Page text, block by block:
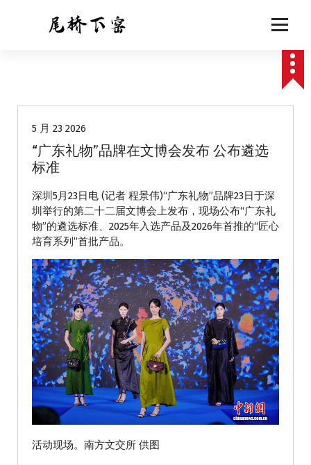
5 月 23 2026
“广东礼物”品牌在文博会发布 公布遴选
标准
深圳5月23日电 (记者 程景伟)“广东礼物”品牌23日于深
圳举行的第二十二届文博会上发布，现场公布“广东礼
物”的遴选标准、2025年入选产品及2026年首推的“匠心
培育系列”首批产品。
活动现场。南方文交所 供图